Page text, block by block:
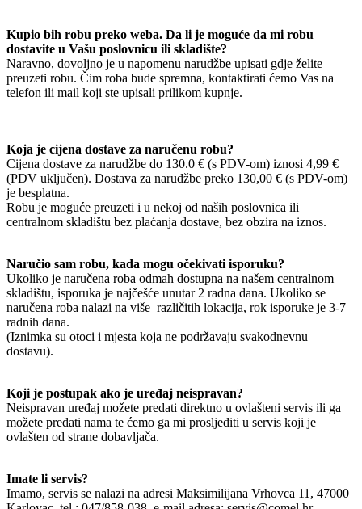
Kupio bih robu preko weba. Da li je moguće da mi robu
dostavite u Vašu poslovnicu ili skladište?
Naravno, dovoljno je u napomenu narudžbe upisati gdje želite
preuzeti robu. Čim roba bude spremna, kontaktirati ćemo Vas na
telefon ili mail koji ste upisali prilikom kupnje.
Koja je cijena dostave za naručenu robu?
Cijena dostave za narudžbe do 130.0 € (s PDV-om) iznosi 4,99 €
(PDV uključen). Dostava za narudžbe preko 130,00 € (s PDV-om)
je besplatna.
Robu je moguće preuzeti i u nekoj od naših poslovnica ili
centralnom skladištu bez plaćanja dostave, bez obzira na iznos.
Naručio sam robu, kada mogu očekivati isporuku?
Ukoliko je naručena roba odmah dostupna na našem centralnom
skladištu, isporuka je najčešće unutar 2 radna dana. Ukoliko se
naručena roba nalazi na više različitih lokacija, rok isporuke je 3-7
radnih dana.
(Iznimka su otoci i mjesta koja ne podržavaju svakodnevnu
dostavu).
Koji je postupak ako je uređaj neispravan?
Neispravan uređaj možete predati direktno u ovlašteni servis ili ga
možete predati nama te ćemo ga mi prosljediti u servis koji je
ovlašten od strane dobavljača.
Imate li servis?
Imamo, servis se nalazi na adresi Maksimilijana Vrhovca 11, 47000